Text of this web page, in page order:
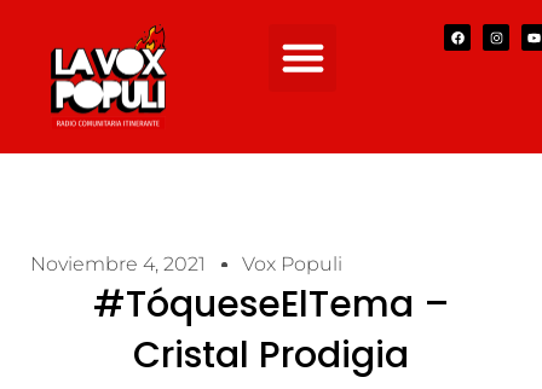
Noviembre 4, 2021 Vox Populi
#TóqueseElTema –
Cristal Prodigia